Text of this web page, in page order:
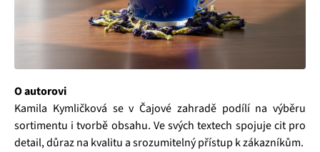
O autorovi
Kamila Kymličková se v Čajové zahradě podílí na výběru
sortimentu i tvorbě obsahu. Ve svých textech spojuje cit pro
detail, důraz na kvalitu a srozumitelný přístup k zákazníkům.